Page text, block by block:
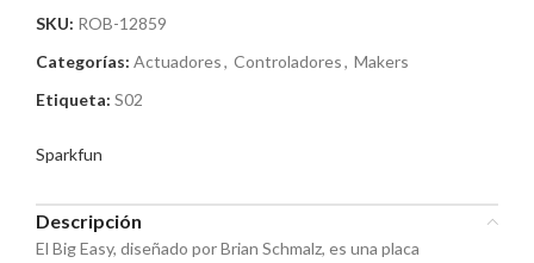
SKU: ROB-12859
Categorías: Actuadores, Controladores, Makers
Etiqueta: S02
Sparkfun
Descripción
El Big Easy, diseñado por Brian Schmalz, es una placa